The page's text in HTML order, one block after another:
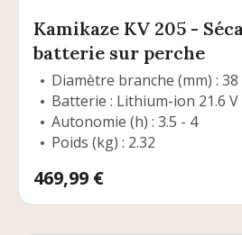
Kamikaze KV 205 -
batterie sur perche
Diamètre branche (mm) : 38
Batterie : Lithium-ion 21.6 V
Autonomie (h) : 3.5 - 4
Poids (kg) : 2.32
Prix
469,99 €